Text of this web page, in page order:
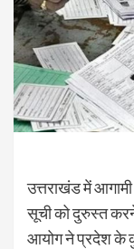
उत्तराखंड में
सूची को दुरुस्त
आयोग ने प्रदेश के